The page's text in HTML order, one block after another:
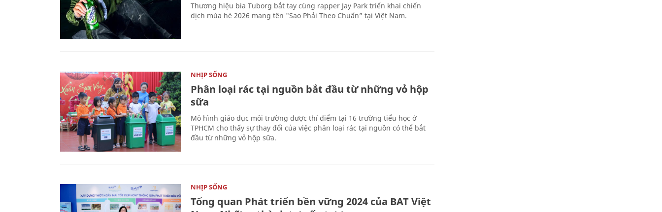
Thương hiệu bia Tuborg bắt tay cùng rapper Jay Park triển khai chiến
dịch mùa hè 2026 mang tên "Sao Phải Theo Chuẩn” tại Việt Nam.
NHỊP SỐNG
Phân loại rác tại nguồn bắt đầu từ những vỏ hộp
sữa
Mô hình giáo dục môi trường được thí điểm tại 16 trường tiểu học ở
TPHCM cho thấy sự thay đổi của việc phân loại rác tại nguồn có thể bắt
đầu từ những vỏ hộp sữa.
NHỊP SỐNG
Tổng quan Phát triển bền vững 2024 của BAT Việt